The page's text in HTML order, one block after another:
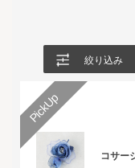
絞り込み
コサー